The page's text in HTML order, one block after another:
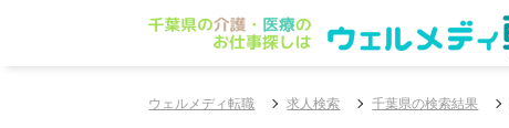
ウェルメディ転職 求人検索 千葉県の検索結果